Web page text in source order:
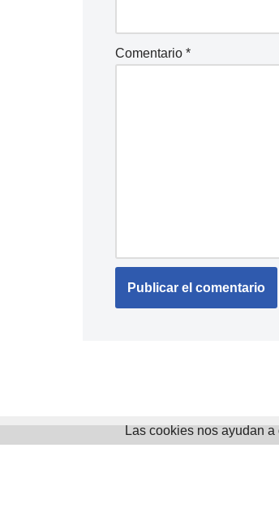
Comentario *
Las cookies nos ayudan